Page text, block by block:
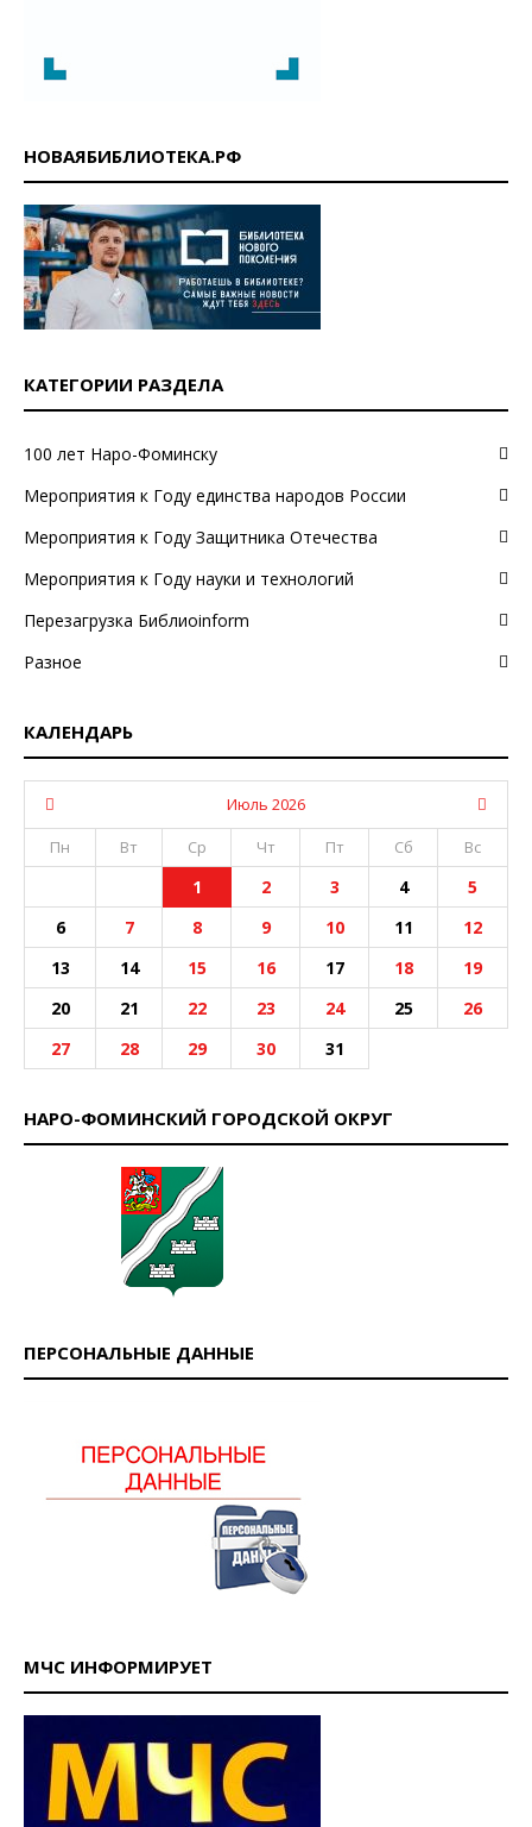
НОВАЯБИБЛИОТЕКА.РФ
КАТЕГОРИИ РАЗДЕЛА
100 лет Наро-Фоминску
Мероприятия к Году единства народов России
Мероприятия к Году Защитника Отечества
Мероприятия к Году науки и технологий
Перезагрузка Библиоinform
Разное
КАЛЕНДАРЬ
Июль 2026
Пн
Вт Ср Чт Пт Сб Вс
1 2 3 4
5
6
7 8 9 10 11
12
13
14 15 16 17 18
19
20
21 22 23 24 25
26
27
28 29 30 31
НАРО-ФОМИНСКИЙ ГОРОДСКОЙ ОКРУГ
ПЕРСОНАЛЬНЫЕ ДАННЫЕ
МЧС ИНФОРМИРУЕТ